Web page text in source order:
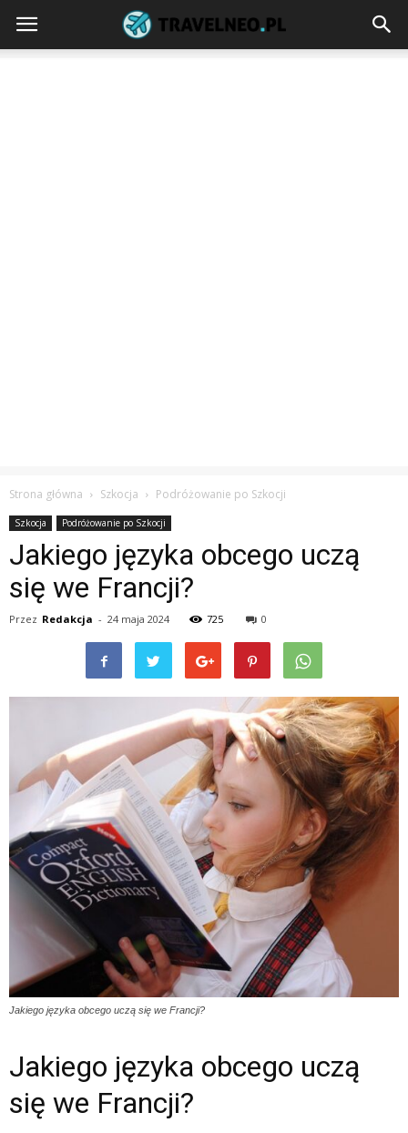
Strona główna Szkocja Podróżowanie po Szkocji
Szkocja Podróżowanie po Szkocji
Jakiego języka obcego uczą
się we Francji?
Przez Redakcja - 24 maja 2024 725 0
Jakiego języka obcego uczą się we Francji?
Jakiego języka obcego uczą
się we Francji?